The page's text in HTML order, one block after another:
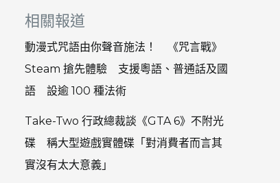
相關報道
動漫式咒語由你聲音施法！ 《咒言戰》
Steam 搶先體驗 支援粵語、普通話及國
語 設逾 100 種法術
Take-Two 行政總裁談《GTA 6》不附光
碟 稱大型遊戲實體碟「對消費者而言其
實沒有太大意義」